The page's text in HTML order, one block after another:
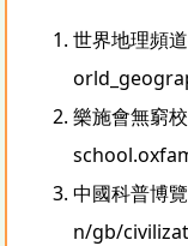
世界地理頻
樂施會無窮
中國科普博
n/gb/